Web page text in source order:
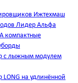
Ижтехмаш
Лидер Альфа
компактные
с лыжным модулем
на удлинённой